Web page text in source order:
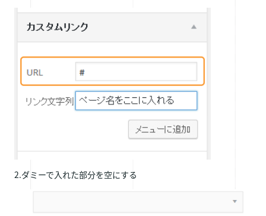
2.ダミーで入れた部分を空にする